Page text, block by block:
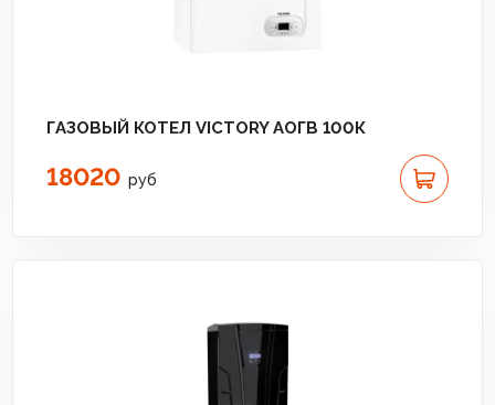
ГАЗОВЫЙ КОТЕЛ VICTORY АОГВ 100К
18020 руб